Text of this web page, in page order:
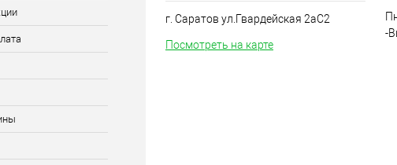
г. Саратов ул.Гвардейская 2аС2
Посмотреть на карте
-